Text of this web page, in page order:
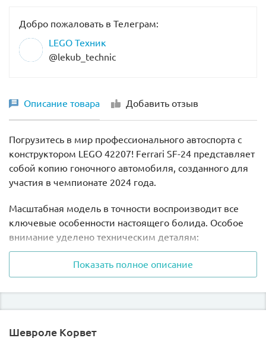
Добро пожаловать в Телеграм:
LEGO Техник
@lekub_technic
Описание товара Добавить отзыв
Погрузитесь в мир профессионального автоспорта с
конструктором LEGO 42207! Ferrari SF-24 представляет
собой копию гоночного автомобиля, созданного для
участия в чемпионате 2024 года.
Масштабная модель в точности воспроизводит все
ключевые особенности настоящего болида. Особое
внимание уделено техническим деталям:
- двигатель V6 с вращающимся MGU-H
Показать полное описание
Шевроле Корвет